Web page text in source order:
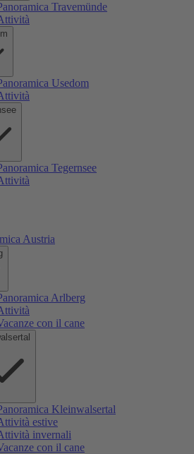
Travemünde
Usedom
Tegernsee
Austria
Arlberg
con il cane
Kleinwalsertal
estive
invernali
con il cane